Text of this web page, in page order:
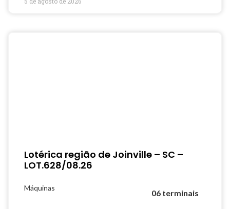
Lotérica região de Joinville – SC –
LOT.628/08.26
Máquinas
06 terminais